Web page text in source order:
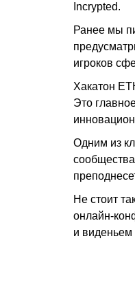
Incrypted.
Ранее мы
игроков
Хакатон
Это
Одним из
Не стоит
онлайн-
и виденьем